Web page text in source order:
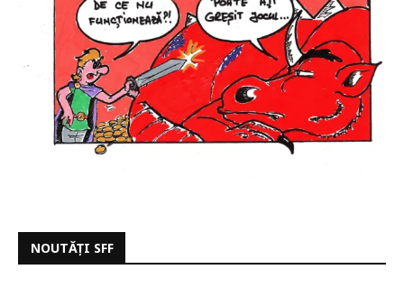
NOUTĂȚI SFF